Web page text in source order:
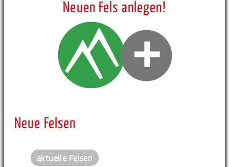
Neuen Fels anlegen!
Neue Felsen
aktuelle Felsen